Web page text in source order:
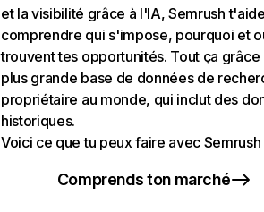
et la visibilité grâce à l'IA, Semrush
comprendre qui s'impose, pourquoi et
trouvent tes opportunités. Tout ça grâce
plus grande base de données de
propriétaire au monde, qui inclut des
historiques.
Voici ce que tu peux faire avec Semrush
Comprends ton marché